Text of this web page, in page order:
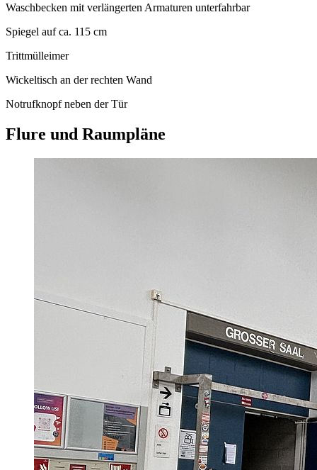
Waschbecken mit verlängerten Armaturen unterfahrbar
Spiegel auf ca. 115 cm
Trittmülleimer
Wickeltisch an der rechten Wand
Notrufknopf neben der Tür
Flure und Raumpläne